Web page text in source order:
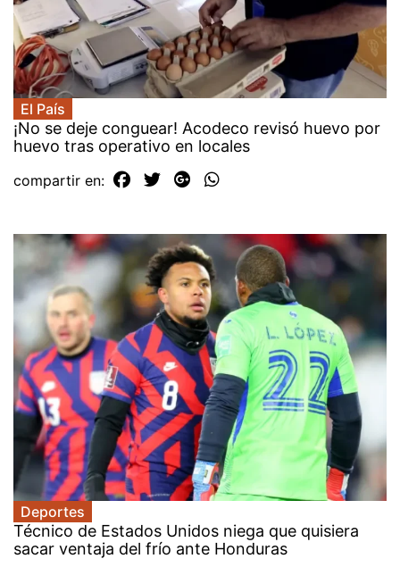
El País
¡No se deje conguear! Acodeco revisó huevo por
huevo tras operativo en locales
compartir en:
Deportes
Técnico de Estados Unidos niega que quisiera
sacar ventaja del frío ante Honduras